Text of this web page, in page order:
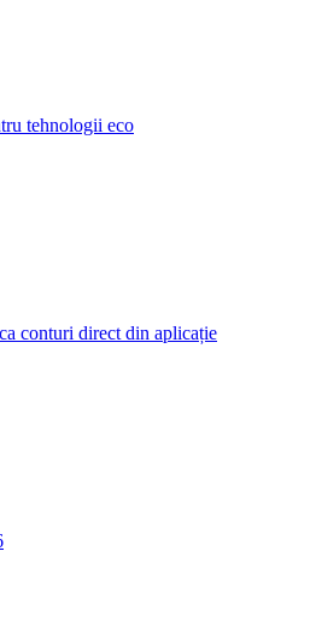
tehnologii eco
conturi direct din aplicație